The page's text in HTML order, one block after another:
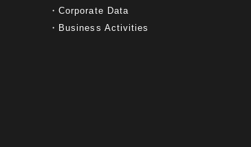
Corporate Data
Business Activities